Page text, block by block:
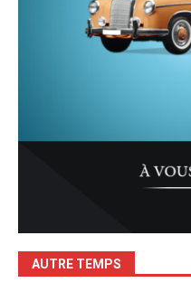
AUTRE TEMPS